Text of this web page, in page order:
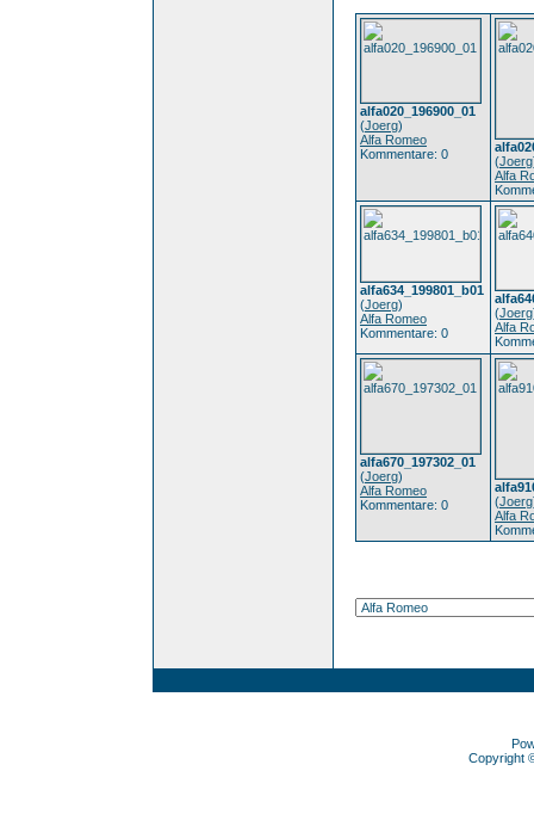
alfa020_196900_01
(Joerg)
Alfa Romeo
Kommentare: 0
(Joerg
Alfa
alfa634_199801_b01
(Joerg)
Alfa Romeo
Kommentare: 0
(Joerg
Alfa
alfa670_197302_01
(Joerg)
Alfa Romeo
Kommentare: 0
(Joerg
Alfa
Copyright